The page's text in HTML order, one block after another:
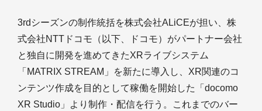
3rdシーズンの制作統括を株式会社ALiCEが担い、株
式会社NTTドコモ（以下、ドコモ）がパートナー会社
と独自に開発を進めてきたXRライブシステム
「MATRIX STREAM」を新たに導入し、XR関連のコ
ンテンツ作成を目的として稼働を開始した「docomo
XR Studio」より制作・配信を行う。これまでのバー